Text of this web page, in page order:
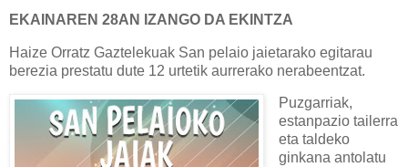
EKAINAREN 28AN IZANGO DA EKINTZA
Haize Orratz Gaztelekuak San pelaio jaietarako egitarau
berezia prestatu dute 12 urtetik aurrerako nerabeentzat.
Puzgarriak,
estanpazio tailerra
eta taldeko
ginkana antolatu